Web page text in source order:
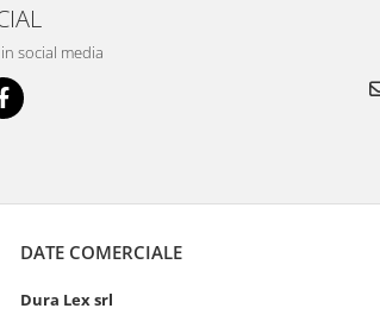
social media
DATE COMERCIALE
Dura Lex srl